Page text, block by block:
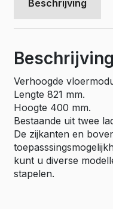
150
Beschrijving
Beschrijving
Verhoogde
Lengte 821 mm.
Hoogte 400 mm.
Bestaande uit twee
De zijkanten en
kunt u diverse
stapelen.